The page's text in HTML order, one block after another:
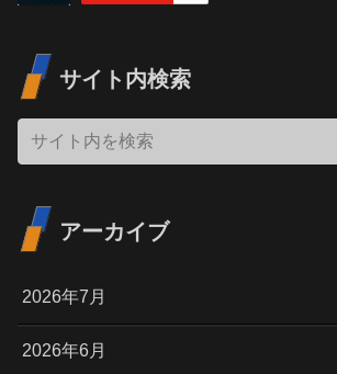
サイト内検索
アーカイブ
2026年7月
2026年6月